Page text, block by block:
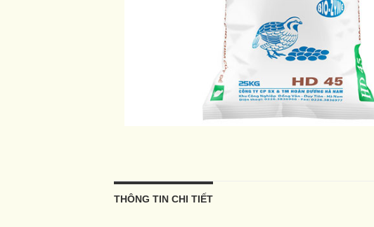
THÔNG TIN CHI TIẾT